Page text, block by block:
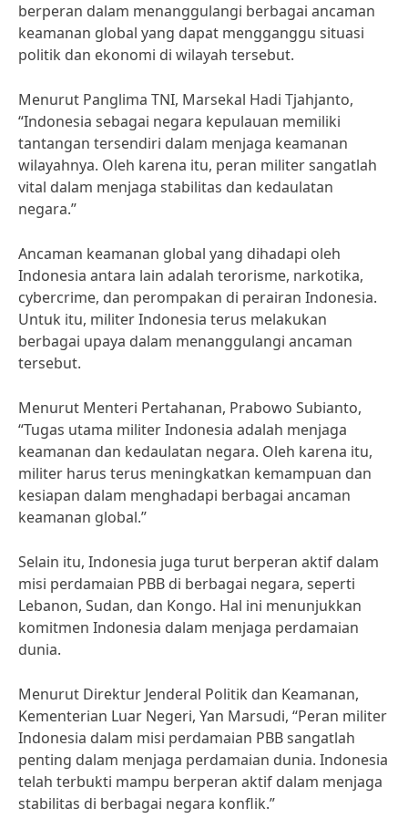
berperan dalam menanggulangi berbagai ancaman
keamanan global yang dapat mengganggu situasi
politik dan ekonomi di wilayah tersebut.
Menurut Panglima TNI, Marsekal Hadi Tjahjanto,
“Indonesia sebagai negara kepulauan memiliki
tantangan tersendiri dalam menjaga keamanan
wilayahnya. Oleh karena itu, peran militer sangatlah
vital dalam menjaga stabilitas dan kedaulatan
negara.”
Ancaman keamanan global yang dihadapi oleh
Indonesia antara lain adalah terorisme, narkotika,
cybercrime, dan perompakan di perairan Indonesia.
Untuk itu, militer Indonesia terus melakukan
berbagai upaya dalam menanggulangi ancaman
tersebut.
Menurut Menteri Pertahanan, Prabowo Subianto,
“Tugas utama militer Indonesia adalah menjaga
keamanan dan kedaulatan negara. Oleh karena itu,
militer harus terus meningkatkan kemampuan dan
kesiapan dalam menghadapi berbagai ancaman
keamanan global.”
Selain itu, Indonesia juga turut berperan aktif dalam
misi perdamaian PBB di berbagai negara, seperti
Lebanon, Sudan, dan Kongo. Hal ini menunjukkan
komitmen Indonesia dalam menjaga perdamaian
dunia.
Menurut Direktur Jenderal Politik dan Keamanan,
Kementerian Luar Negeri, Yan Marsudi, “Peran militer
Indonesia dalam misi perdamaian PBB sangatlah
penting dalam menjaga perdamaian dunia. Indonesia
telah terbukti mampu berperan aktif dalam menjaga
stabilitas di berbagai negara konflik.”